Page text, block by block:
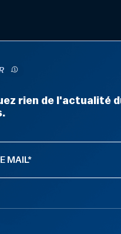
rien de l'actualité